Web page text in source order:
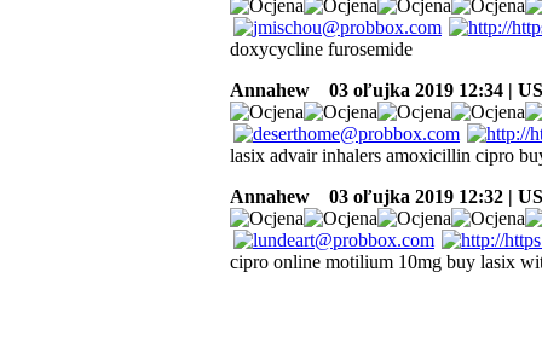
doxycycline furosemide
Annahew
03 oľujka 2019 12:34 |
lasix advair inhalers amoxicillin cipro
Annahew
03 oľujka 2019 12:32 |
cipro online motilium 10mg buy lasix